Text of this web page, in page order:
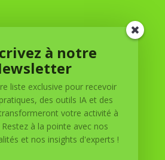
votre partenaire de confiance
depuis le confort de votre
des solutions personnalisées pour
à notre
liste exclusive pour recevoir
des outils IA et des
votre activité à
à la pointe avec nos
et nos insights d'experts !